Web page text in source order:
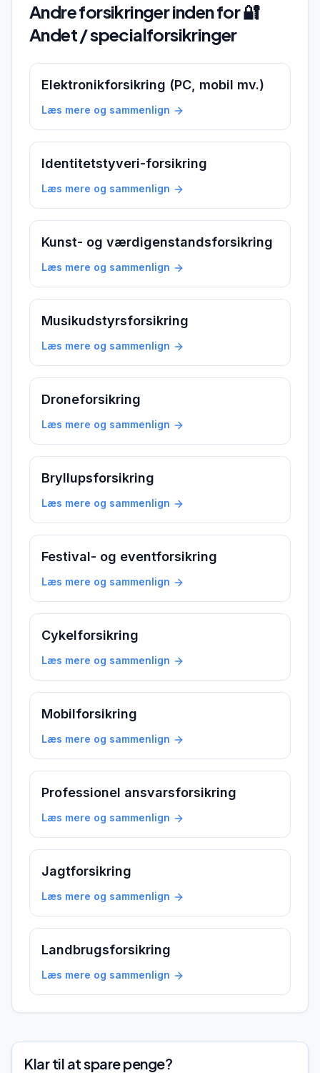
Andre forsikringer inden for🔐
Andet / specialforsikringer
Elektronikforsikring (PC, mobil mv.)
Læs mere og sammenlign
Identitetstyveri-forsikring
Læs mere og sammenlign
Kunst- og værdigenstandsforsikring
Læs mere og sammenlign
Musikudstyrsforsikring
Læs mere og sammenlign
Droneforsikring
Læs mere og sammenlign
Bryllupsforsikring
Læs mere og sammenlign
Festival- og eventforsikring
Læs mere og sammenlign
Cykelforsikring
Læs mere og sammenlign
Mobilforsikring
Læs mere og sammenlign
Professionel ansvarsforsikring
Læs mere og sammenlign
Jagtforsikring
Læs mere og sammenlign
Landbrugsforsikring
Læs mere og sammenlign
Klar til at spare penge?